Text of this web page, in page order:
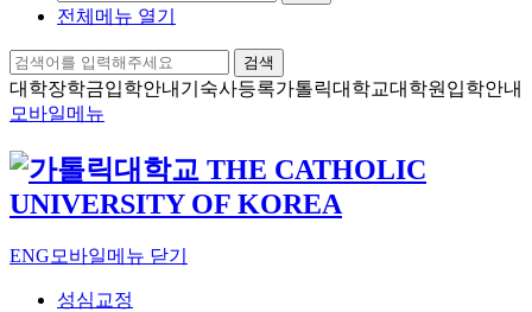
전체메뉴 열기
검색
대학장학금입학안내 기숙사등록가톨릭대학교대학원입학안내
모바일메뉴
ENG 모바일메뉴 닫기
성심교정